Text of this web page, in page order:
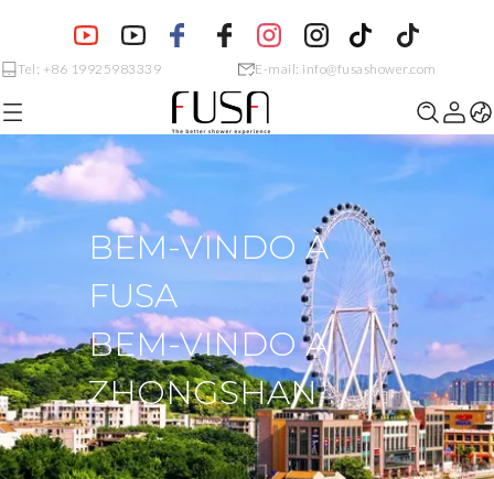
Tel: +86 19925983339 E-mail: info@fusashower.com
BEM-VINDO À
FUSA
BEM-VINDO A
ZHONGSHAN